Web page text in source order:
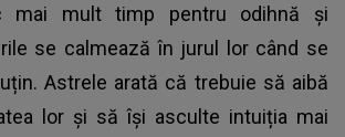
mai mult timp pentru odihnă și
se calmează în jurul lor când se
Astrele arată că trebuie să aibă
lor și să își asculte intuiția mai